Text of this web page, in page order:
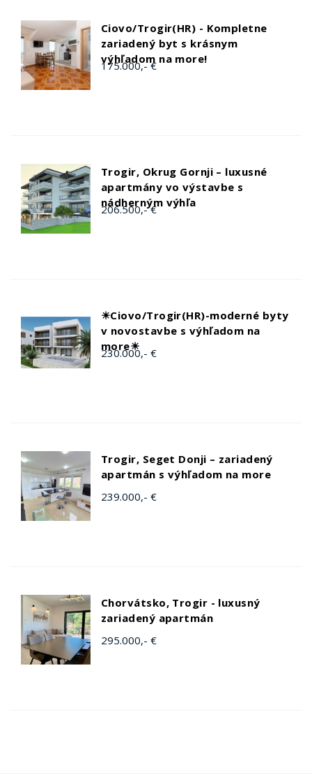
Ciovo/Trogir(HR) - Kompletne
zariadený byt s krásnym
výhľadom na more!
175.000,- €
Trogir, Okrug Gornji – luxusné
apartmány vo výstavbe s
nádherným výhľa
206.500,- €
☀Ciovo/Trogir(HR)-moderné byty
v novostavbe s výhľadom na
more☀
230.000,- €
Trogir, Seget Donji – zariadený
apartmán s výhľadom na more
239.000,- €
Chorvátsko, Trogir - luxusný
zariadený apartmán
295.000,- €